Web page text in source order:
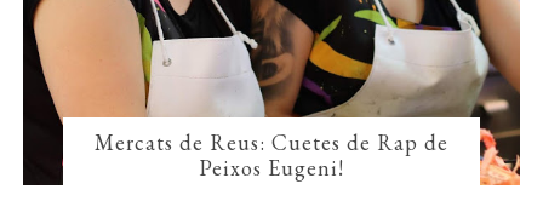
Mercats de Reus: Cuetes de Rap de
Peixos Eugeni!